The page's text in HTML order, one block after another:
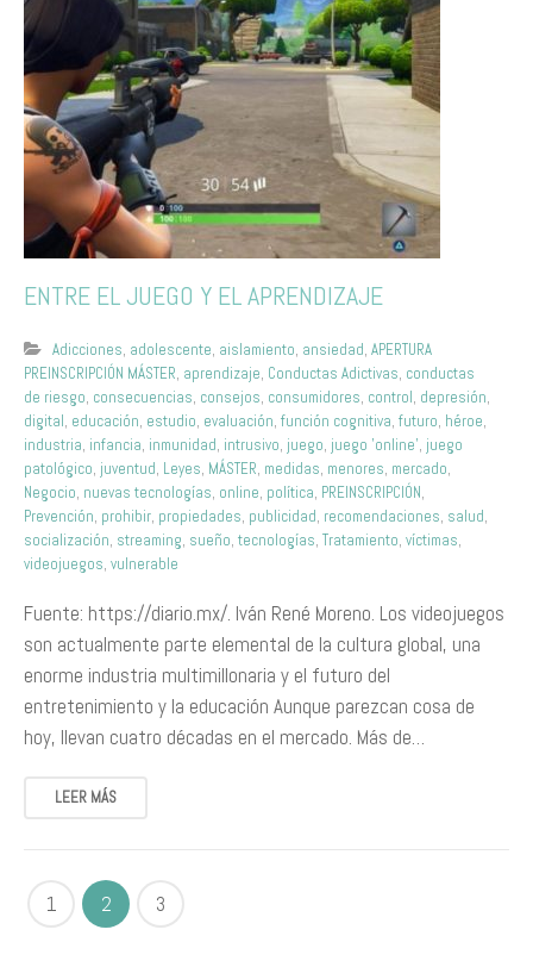
ENTRE EL JUEGO Y EL APRENDIZAJE
Adicciones, adolescente, aislamiento, ansiedad, APERTURA
PREINSCRIPCIÓN MÁSTER, aprendizaje, Conductas Adictivas, conductas
de riesgo, consecuencias, consejos, consumidores, control, depresión,
digital, educación, estudio, evaluación, función cognitiva, futuro, héroe,
industria, infancia, inmunidad, intrusivo, juego, juego 'online', juego
patológico, juventud, Leyes, MÁSTER, medidas, menores, mercado,
Negocio, nuevas tecnologías, online, política, PREINSCRIPCIÓN,
Prevención, prohibir, propiedades, publicidad, recomendaciones, salud,
socialización, streaming, sueño, tecnologías, Tratamiento, víctimas,
videojuegos, vulnerable
Fuente: https://diario.mx/. Iván René Moreno. Los videojuegos
son actualmente parte elemental de la cultura global, una
enorme industria multimillonaria y el futuro del
entretenimiento y la educación Aunque parezcan cosa de
hoy, llevan cuatro décadas en el mercado. Más de…
LEER MÁS
1 2 3